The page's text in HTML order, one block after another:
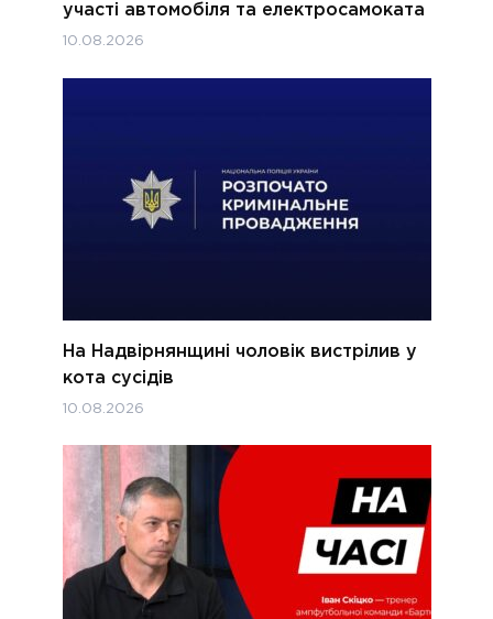
участі автомобіля та електросамоката
10.08.2026
На Надвірнянщині чоловік вистрілив у
кота сусідів
10.08.2026